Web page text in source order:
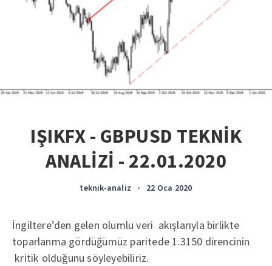
IŞIKFX - GBPUSD TEKNİK
ANALİZİ - 22.01.2020
teknik-analiz • 22 Oca 2020
İngiltere’den gelen olumlu veri akışlarıyla birlikte
toparlanma gördüğümüz paritede 1.3150 direncinin
kritik olduğunu söyleyebiliriz.